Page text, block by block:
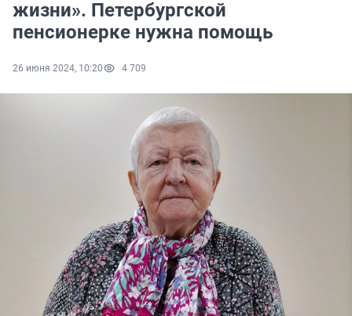
жизни». Петербургской
пенсионерке нужна помощь
26 июня 2024, 10:20 4 709